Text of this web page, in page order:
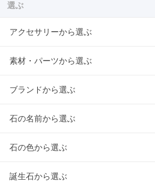
選ぶ
アクセサリーから選ぶ
素材・パーツから選ぶ
ブランドから選ぶ
石の名前から選ぶ
石の色から選ぶ
誕生石から選ぶ